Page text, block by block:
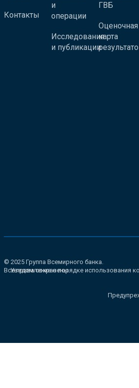
Контакты
и
операции
Исследования
и публикации
ГВБ
Оценочная
карта
© 2025 Группа Всемирного банка.
Все права сохранены.
Уведомление о порядке использования